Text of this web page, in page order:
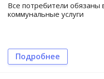
Все потребители обязаны
коммунальные услуги
Подробнее